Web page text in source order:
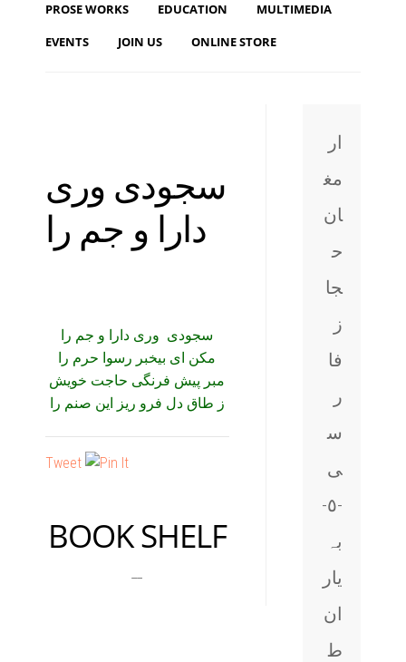
PROSE WORKS
EDUCATION
MULTIMEDIA
EVENTS
JOIN US ONLINE STORE
سجودی وری
دارا و جم را
سجودی وری دارا و جم را
مکن ای بیخبر رسوا حرم را
مبر پیش فرنگی حاجت خویش
ز طاق دل فرو ریز این صنم را
Tweet
BOOK SHELF
ار
مغ
ان
ح
جا
ز
فا
ر
س
ی
-٥-
بہ
یار
ان
ط